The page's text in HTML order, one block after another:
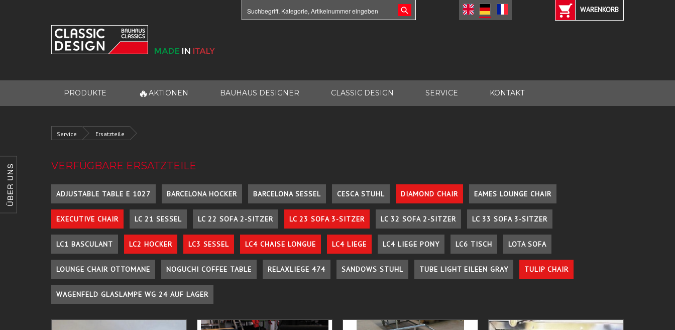
ÜBER UNS
WARENKORB
PRODUKTE 🔥 AKTIONEN BAUHAUS DESIGNER CLASSIC DESIGN SERVICE KONTAKT
Service Ersatzteile
VERFÜGBARE ERSATZTEILE
ADJUSTABLE TABLE E 1027 BARCELONA HOCKER BARCELONA SESSEL CESCA STUHL DIAMOND CHAIR EAMES LOUNGE CHAIR
EXECUTIVE CHAIR LC 21 SESSEL LC 22 SOFA 2-SITZER LC 23 SOFA 3-SITZER LC 32 SOFA 2-SITZER LC 33 SOFA 3-SITZER
LC1 BASCULANT LC2 HOCKER LC3 SESSEL LC4 CHAISE LONGUE LC4 LIEGE LC4 LIEGE PONY LC6 TISCH LOTA SOFA
LOUNGE CHAIR OTTOMANE NOGUCHI COFFEE TABLE RELAXLIEGE 474 SANDOWS STUHL TUBE LIGHT EILEEN GRAY TULIP CHAIR
WAGENFELD GLASLAMPE WG 24 AUF LAGER